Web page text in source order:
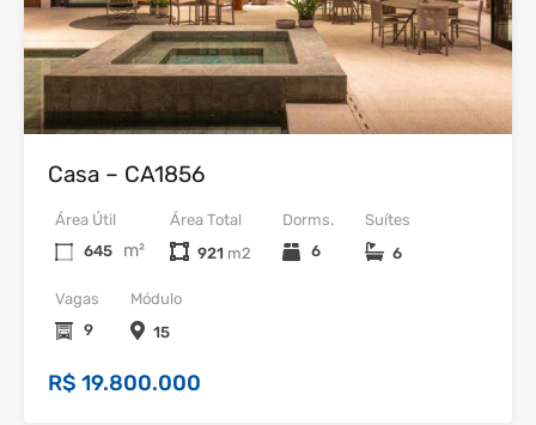
Venda
Casa – CA1856
Dorms.
6
Área Útil
645
m²
Vagas
9
Área Total
921
Suítes
6
Módulo
15
R$ 19.800.000